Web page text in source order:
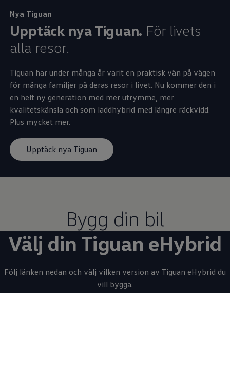
Nya Tiguan
Upptäck nya Tiguan. För livets
alla resor.
Tiguan har under många år varit en praktisk vän på vägen
för många familjer på deras resor i livet. Nu kommer den i
en helt ny generation med mer utrymme, mer
kvalitetskänsla och som laddhybrid med längre räckvidd.
Plus mycket mer.
Upptäck nya Tiguan
Bygg din bil
Välj din Tiguan eHybrid
Följ länken nedan och välj vilken version av Tiguan eHybrid du
vill bygga.